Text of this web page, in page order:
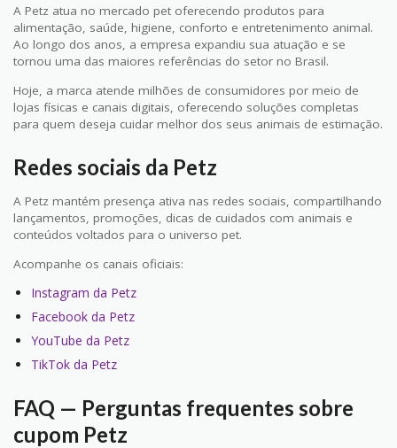
A Petz atua no mercado pet oferecendo produtos para
alimentação, saúde, higiene, conforto e entretenimento animal.
Ao longo dos anos, a empresa expandiu sua atuação e se
tornou uma das maiores referências do setor no Brasil.
Hoje, a marca atende milhões de consumidores por meio de
lojas físicas e canais digitais, oferecendo soluções completas
para quem deseja cuidar melhor dos seus animais de estimação.
Redes sociais da Petz
A Petz mantém presença ativa nas redes sociais, compartilhando
lançamentos, promoções, dicas de cuidados com animais e
conteúdos voltados para o universo pet.
Acompanhe os canais oficiais:
Instagram da Petz
Facebook da Petz
YouTube da Petz
TikTok da Petz
FAQ — Perguntas frequentes sobre
cupom Petz